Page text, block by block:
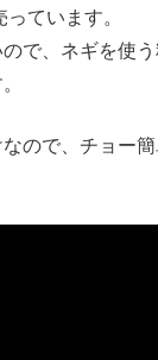
ています。
で、ネギを使
ので、チョー簡